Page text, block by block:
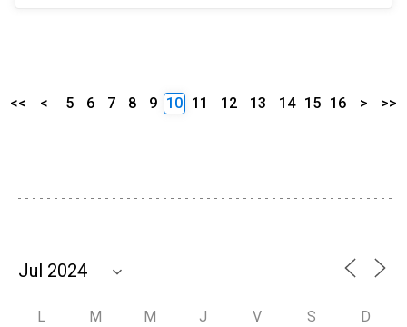
<< < 5 6 7 8 9 10 11 12 13 14 15 16 > >>
L M M J V S D